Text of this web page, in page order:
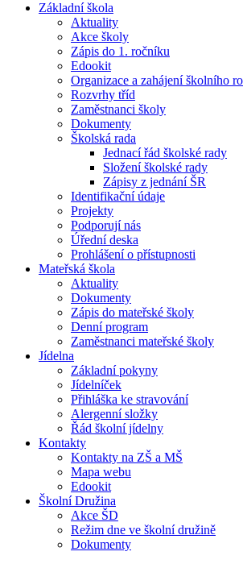
Základní škola
Aktuality
Akce školy
Zápis do 1. ročníku
Edookit
Organizace a zahájení školního
Rozvrhy tříd
Zaměstnanci školy
Dokumenty
Školská rada
Jednací řád školské rady
Složení školské rady
Zápisy z jednání ŠR
Identifikační údaje
Projekty
Podporují nás
Úřední deska
Prohlášení o přístupnosti
Mateřská škola
Aktuality
Dokumenty
Zápis do mateřské školy
Denní program
Zaměstnanci mateřské školy
Jídelna
Základní pokyny
Jídelníček
Přihláška ke stravování
Alergenní složky
Řád školní jídelny
Kontakty
Kontakty na ZŠ a MŠ
Mapa webu
Edookit
Školní Družina
Akce ŠD
Režim dne ve školní družině
Dokumenty